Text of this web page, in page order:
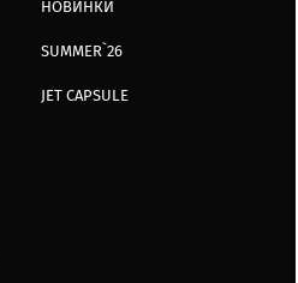
НОВИНКИ
SUMMER`26
JET CAPSULE